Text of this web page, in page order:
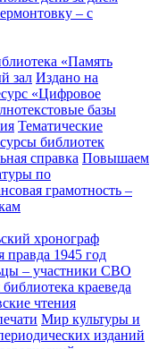
– с
«Память
зал Издано на
«Цифровое
базы
Тематические
библиотек
справка Повышаем
по
грамотность –
хронограф
правда 1945 год
– участники СВО
краеведа
чтения
Мир культуры и
изданий